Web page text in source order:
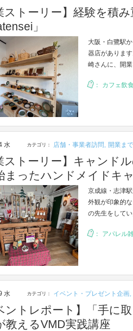
ストーリー】経験を積
」
大阪・白鷺駅
器店がありま
崎さんに、開
： カフェ飲
水 カテゴリ： 店舗・事業者訪問 , 開業ま
ストーリー】キャンド
まったハンドメイドキ
京成線・志津
外観が印象的
の先生をして
： アパレル
水 カテゴリ： イベント・プレゼント企画,
ントレポート】「手に
教えるVMD実践講座